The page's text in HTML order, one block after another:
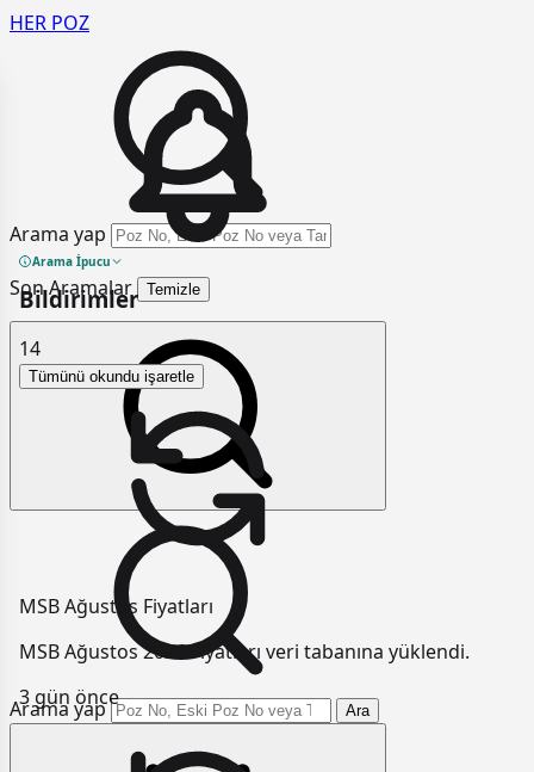
HER POZ
Arama yap
Arama İpucu
Son Aramalar Temizle
Arama yap Ara
Bildirimler
14
Tümünü okundu işaretle
MSB Ağustos Fiyatları
MSB Ağustos 2026 Fiyatları veri tabanına yüklendi.
3 gün önce